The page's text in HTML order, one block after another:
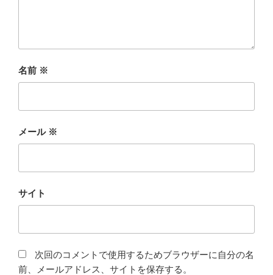
名前 ※
メール ※
サイト
次回のコメントで使用するためブラウザーに自分の名
前、メールアドレス、サイトを保存する。